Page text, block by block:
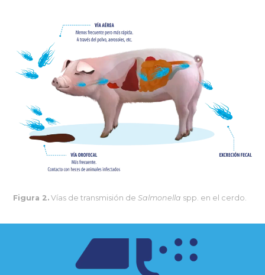
Figura 2. Vías de transmisión deSalmonella spp. en el cerdo.